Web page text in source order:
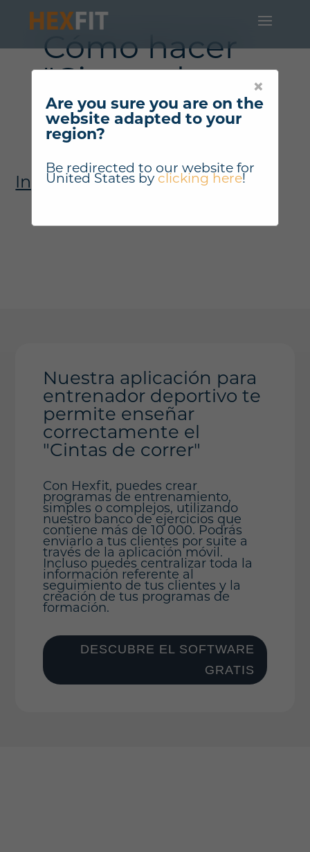
×
Are you sure you are on the
website adapted to your
region?
Be redirected to our website for
United Statesby clicking here!
Cómo hacer
correr" ?
Instrucciones
Nuestra aplicación para
entrenador deportivo te
permite enseñar
correctamente el
"Cintas de correr"
Con Hexfit, puedes crear
programas de entrenamiento,
simples o complejos, utilizando
nuestro banco de ejercicios que
contiene más de 10 000. Podrás
enviarlo a tus clientes por suite a
través de la aplicación móvil.
Incluso puedes centralizar toda la
información referente al
seguimiento de tus clientes y la
creación de tus programas de
formación.
DESCUBRE EL SOFTWARE
GRATIS